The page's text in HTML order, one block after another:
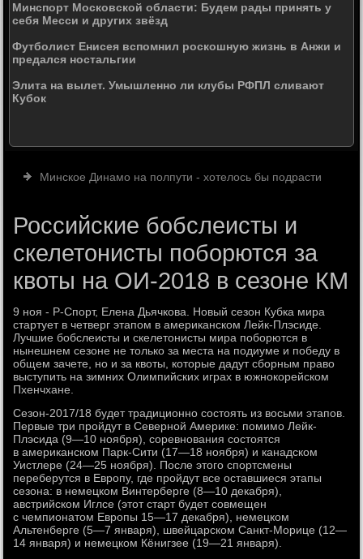
Минспорт Московской области: Будем рады принять у
себя Месси и других звёзд
Футболист Енисея вспомнил роскошную жизнь в Анжи и
предался ностальгии
Элита на вылет. Умышленно ли клубы РФПЛ сливают
Кубок
Минское Динамо на полпути - хотелось бы подрасти
Российские бобслеисты и
скелетонисты поборются за
квоты на ОИ-2018 в сезоне КМ
9 ноя - Р-Спорт, Елена Дьячкова. Новый сезон Кубка мира
стартует в четверг этапом в американском Лейк-Плэсиде.
Лучшие бобслеисты и скелетонисты мира поборются в
нынешнем сезоне не только за места на подиуме и победу в
общем зачете, но и за квоты, которые дадут сборным право
выступить на зимних Олимпийских играх в южнокорейском
Пхенчхане.
Сезон-2017/18 будет традиционно состоять из восьми этапов.
Первые три пройдут в Северной Америке: помимо Лейк-
Плэсида (9—10 ноября), соревнования состоятся
в американском Парк-Сити (17—18 ноября) и канадском
Уистлере (24—25 ноября). После этого спортсмены
переберутся в Европу, где пройдут все оставшиеся этапы
сезона: в немецком Винтерберге (8—10 декабря),
австрийском Иглсе (этот старт будет совмещен
с чемпионатом Европы 15—17 декабря), немецком
Альтенберге (5—7 января), швейцарском Санкт-Морице (12—
14 января) и немецком Кёнигзее (19—21 января).